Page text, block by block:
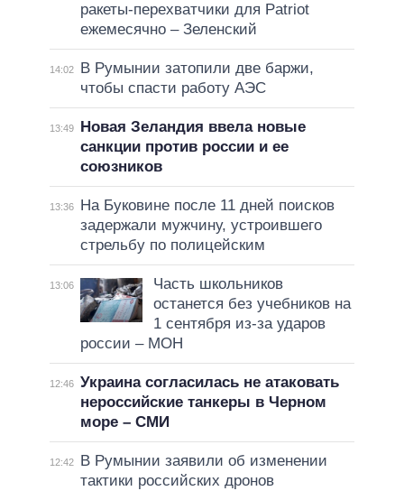
ракеты-перехватчики для Patriot
ежемесячно – Зеленский
14:02
В Румынии затопили две баржи,
чтобы спасти работу АЭС
13:49
Новая Зеландия ввела новые
санкции против россии и ее
союзников
13:36
На Буковине после 11 дней поисков
задержали мужчину, устроившего
стрельбу по полицейским
13:06
Часть школьников
останется без учебников на
1 сентября из-за ударов
россии – МОН
12:46 Украина согласилась не атаковать
нероссийские танкеры в Черном
море – СМИ
12:42
В Румынии заявили об изменении
тактики российских дронов